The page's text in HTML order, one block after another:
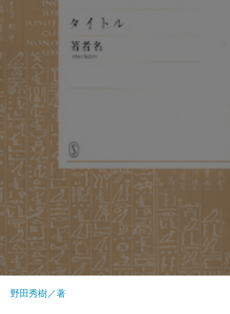
野田秀樹／著